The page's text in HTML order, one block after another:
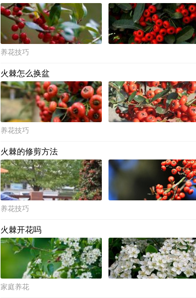
养花技巧
火棘怎么换盆
养花技巧
火棘的修剪方法
养花技巧
火棘开花吗
家庭养花